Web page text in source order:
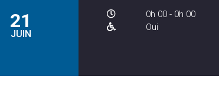
21
JUIN
0h 00 - 0h 00
Oui